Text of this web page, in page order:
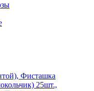
Фисташка
25шт.,